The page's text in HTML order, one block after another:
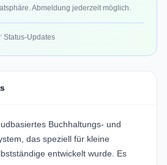
Abmeldung jederzeit möglich.
Status-Updates
Buchhaltungs- und
das speziell für kleine
entwickelt wurde. Es